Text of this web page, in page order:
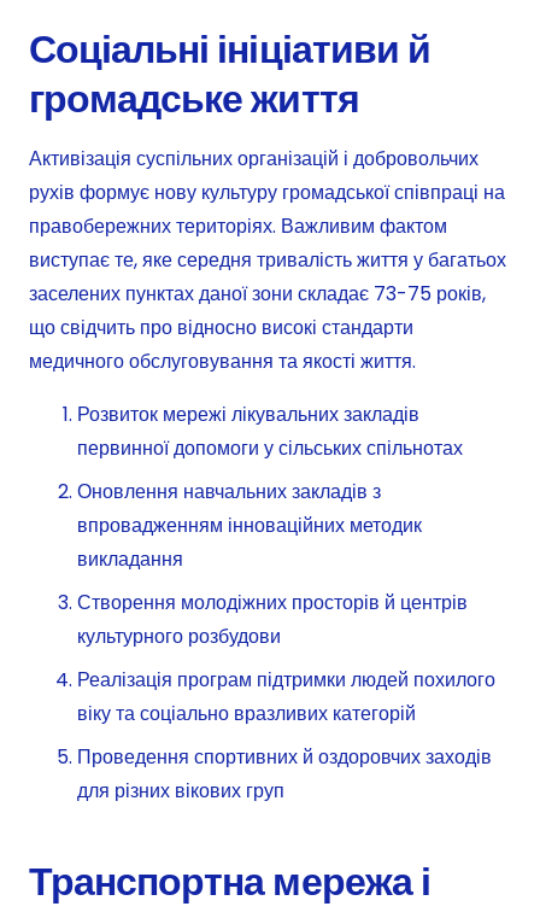
Соціальні ініціативи й
громадське життя
Активізація суспільних організацій і добровольчих
рухів формує нову культуру громадської співпраці на
правобережних територіях. Важливим фактом
виступає те, яке середня тривалість життя у багатьох
заселених пунктах даної зони складає 73-75 років,
що свідчить про відносно високі стандарти
медичного обслуговування та якості життя.
Розвиток мережі лікувальних закладів
первинної допомоги у сільських спільнотах
Оновлення навчальних закладів з
впровадженням інноваційних методик
викладання
Створення молодіжних просторів й центрів
культурного розбудови
Реалізація програм підтримки людей похилого
віку та соціально вразливих категорій
Проведення спортивних й оздоровчих заходів
для різних вікових груп
Транспортна мережа і